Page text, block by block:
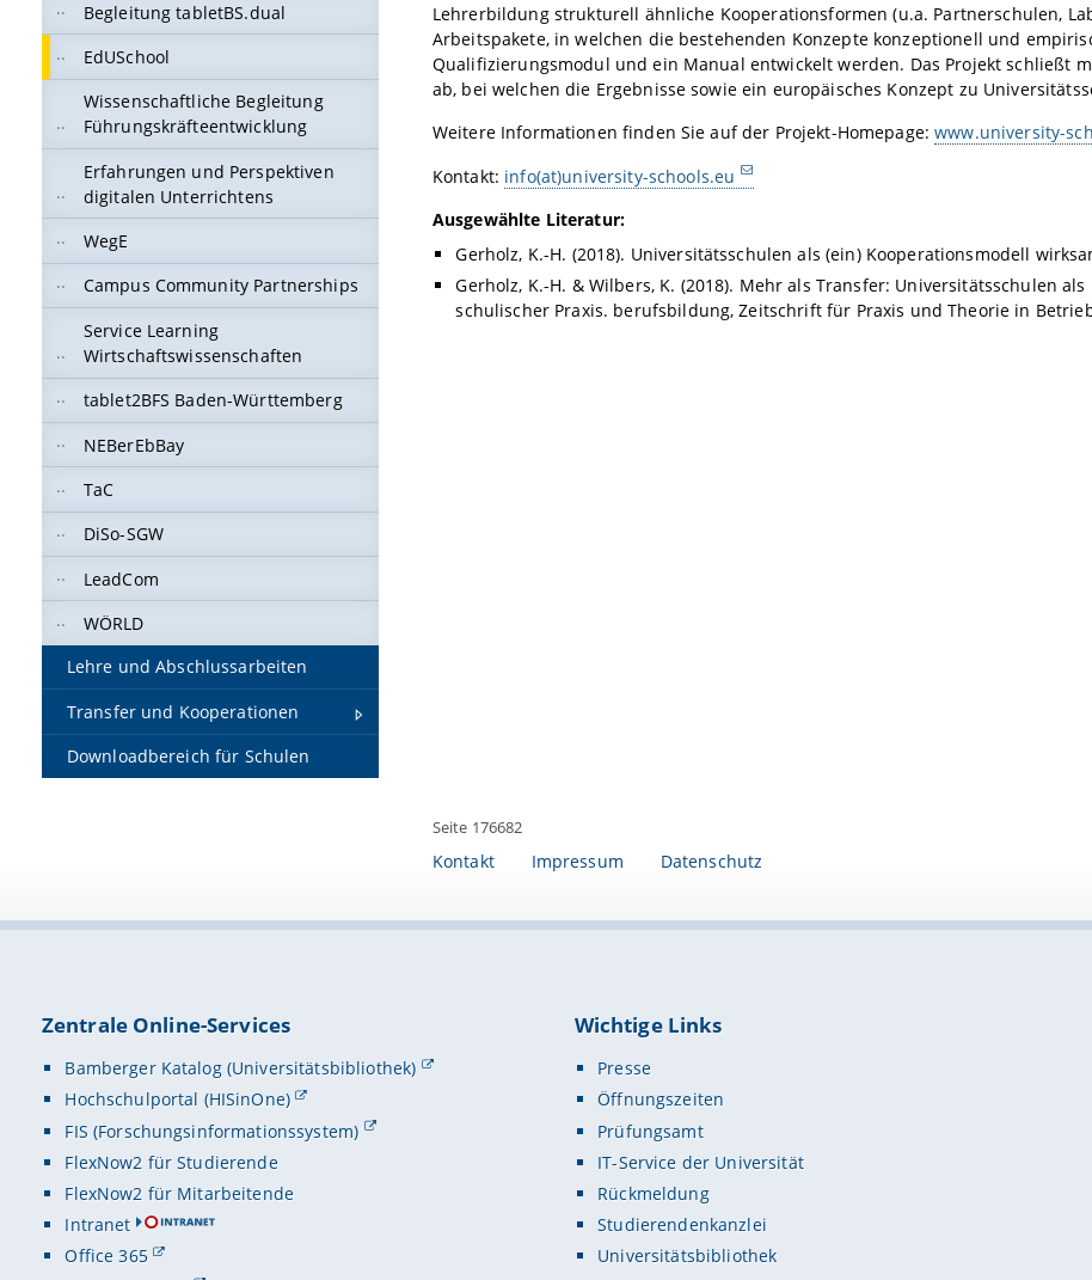
Begleitung tabletBS.dual
EdUSchool
Wissenschaftliche Begleitung
Führungskräfteentwicklung
Erfahrungen und Perspektiven
digitalen Unterrichtens
WegE
Campus Community Partnerships
Service Learning
Wirtschaftswissenschaften
tablet2BFS Baden-Württemberg
NEBerEbBay
TaC
DiSo-SGW
LeadCom
WÖRLD
Lehre und Abschlussarbeiten
Transfer und Kooperationen
Downloadbereich für Schulen
Lehrerbildung strukturell ähnliche Kooperationsformen (u.a. Partnerschulen,
Arbeitspakete, in welchen die bestehenden Konzepte konzeptionell und
Qualifizierungsmodul und ein Manual entwickelt werden. Das Projekt schließt
ab, bei welchen die Ergebnisse sowie ein europäisches Konzept zu
Weitere Informationen finden Sie auf der Projekt-Homepage:www.university-
Kontakt: info(at)university-schools.eu
Ausgewählte Literatur:
Gerholz, K.-H. (2018). Universitätsschulen als (ein) Kooperationsmodell
Gerholz, K.-H. & Wilbers, K. (2018). Mehr als Transfer: Universitätsschulen
schulischer Praxis. berufsbildung, Zeitschrift für Praxis und Theorie in
Seite 176682
Kontakt Impressum Datenschutz
Zentrale Online-Services
Bamberger Katalog (Universitätsbibliothek)
Hochschulportal (HISinOne)
FIS (Forschungsinformationssystem)
FlexNow2 für Studierende
FlexNow2 für Mitarbeitende
Intranet
Office 365
Wichtige Links
Presse
Öffnungszeiten
Prüfungsamt
IT-Service der Universität
Rückmeldung
Studierendenkanzlei
Universitätsbibliothek